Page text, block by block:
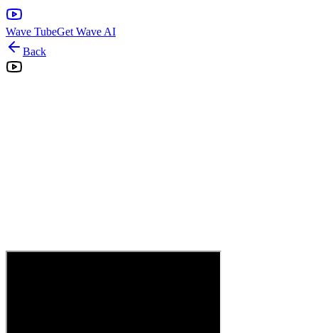
Wave TubeGet Wave AI
Back